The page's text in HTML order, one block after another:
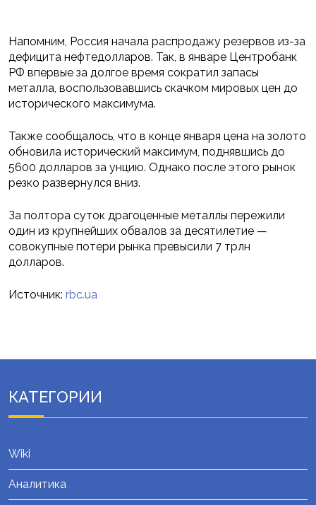
Напомним, Россия начала распродажу резервов из-за
дефицита нефтедолларов. Так, в январе Центробанк
РФ впервые за долгое время сократил запасы
металла, воспользовавшись скачком мировых цен до
исторического максимума.
Также сообщалось, что в конце января цена на золото
обновила исторический максимум, поднявшись до
5600 долларов за унцию. Однако после этого рынок
резко развернулся вниз.
За полтора суток драгоценные металлы пережили
один из крупнейших обвалов за десятилетие —
совокупные потери рынка превысили 7 трлн
долларов.
Источник: rbc.ua
КАТЕГОРИИ
Wiki
Аналитика